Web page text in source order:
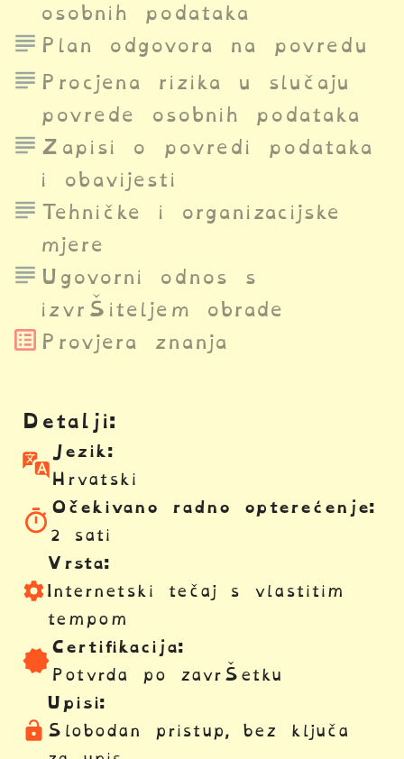
osobnih podataka
Plan odgovora na povredu
Procjena rizika u slučaju
povrede osobnih podataka
Zapisi o povredi podataka
i obavijesti
Tehničke i organizacijske
mjere
Ugovorni odnos s
izvršiteljem obrade
Provjera znanja
Detalji:
Jezik:
Hrvatski
Očekivano radno opterećenje:
2 sati
Vrsta:
Internetski tečaj s vlastitim
tempom
Certifikacija:
Potvrda po završetku
Upisi:
Slobodan pristup, bez ključa